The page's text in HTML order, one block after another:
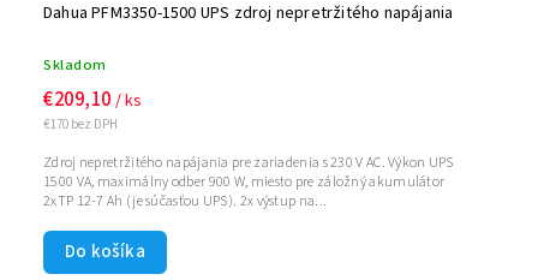
Dahua PFM3350-1500 UPS zdroj nepretržitého napájania
Skladom
€170 bez DPH
€209,10 / ks
Do košíka
Zdroj nepretržitého napájania pre zariadenia s 230 V AC. Výkon UPS
1500 VA, maximálny odber 900 W, miesto pre záložný akumulátor
2xTP 12-7 Ah (je súčasťou UPS). 2x výstup na...